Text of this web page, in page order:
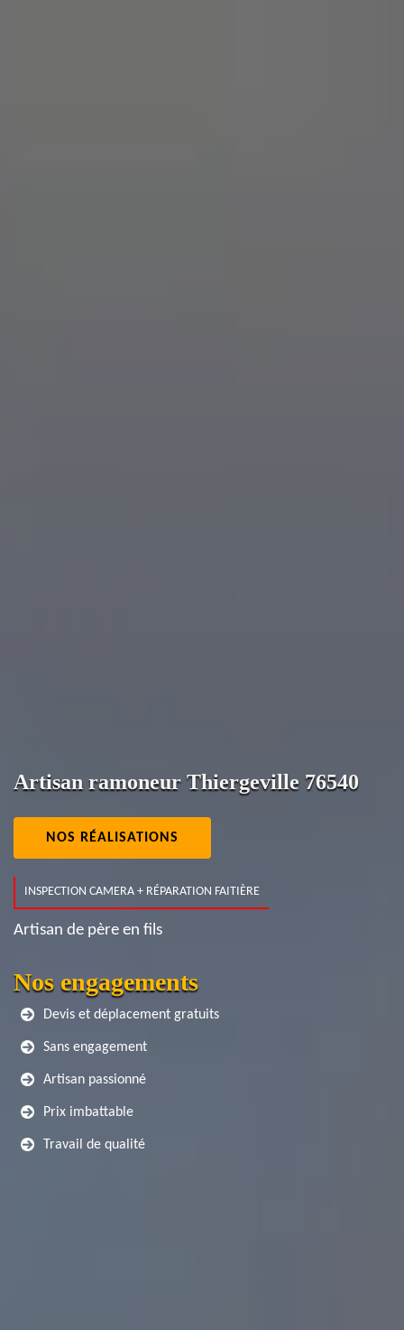
Artisan ramoneur Thiergeville 76540
NOS RÉALISATIONS
INSPECTION CAMERA + RÉPARATION FAITIÈRE
Artisan de père en fils
Nos engagements
Devis et déplacement gratuits
Sans engagement
Artisan passionné
Prix imbattable
Travail de qualité